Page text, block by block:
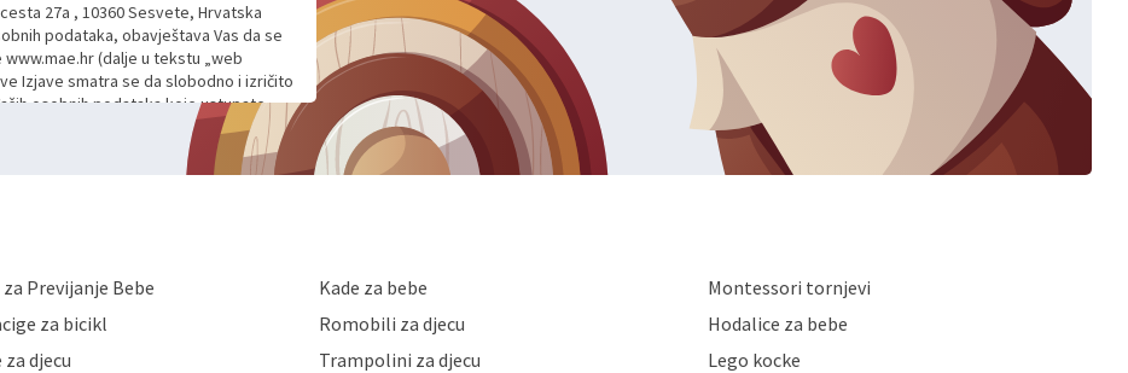
27a , 10360 Sesvete, Hrvatska
podataka, obavještava Vas da se
(dalje u tekstu „web
Izjave smatra se da slobodno i izričito
osobnih podataka koje ustupate
i daljnje komunikacije na Vaš upit
davanju podataka te ovu Izjavu
svoje osobne podatke u jednu od
i kolačića koju možete pročitati
zaštite osobnih podataka od
čuva povjerljivost Vaših osobnih
podataka samo onim svojim
Previjanje Bebe Kade za bebe
Montessori tornjevi
za bicikl Romobili za djecu
Hodalice za bebe
djecu Trampolini za djecu
Lego kocke